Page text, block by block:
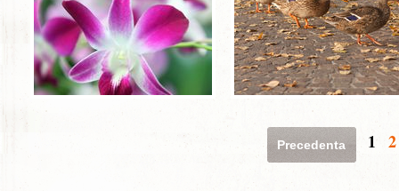
Precedenta 1 2